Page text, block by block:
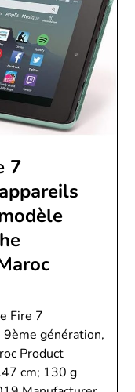
7
Fire 7
9ème génération,
Product